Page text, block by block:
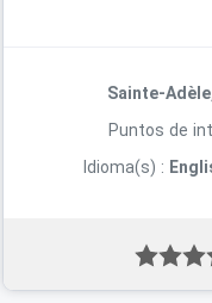
Sainte-
Puntos de
Idioma(s) :